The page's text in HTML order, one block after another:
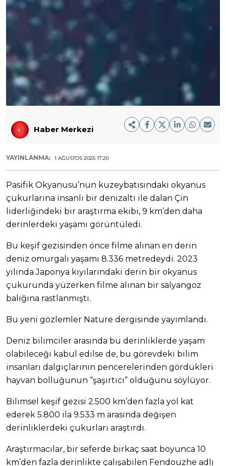
Haber Merkezi
YAYINLANMA: 1 AĞUSTOS 2025 17:20
Pasifik Okyanusu’nun kuzeybatısındaki okyanus
çukurlarına insanlı bir denizaltı ile dalan Çin
liderliğindeki bir araştırma ekibi, 9 km’den daha
derinlerdeki yaşamı görüntüledi.
Bu keşif gezisinden önce filme alınan en derin
deniz omurgalı yaşamı 8.336 metredeydi. 2023
yılında Japonya kıyılarındaki derin bir okyanus
çukurunda yüzerken filme alınan bir salyangoz
balığına rastlanmıştı.
Bu yeni gözlemler Nature dergisinde yayımlandı.
Deniz bilimciler arasında bu derinliklerde yaşam
olabileceği kabul edilse de, bu görevdeki bilim
insanları dalgıçlarının pencerelerinden gördükleri
hayvan bolluğunun “şaşırtıcı” olduğunu söylüyor.
Bilimsel keşif gezisi 2.500 km’den fazla yol kat
ederek 5.800 ila 9.533 m arasında değişen
derinliklerdeki çukurları araştırdı.
Araştırmacılar, bir seferde birkaç saat boyunca 10
km’den fazla derinlikte çalışabilen Fendouzhe adlı